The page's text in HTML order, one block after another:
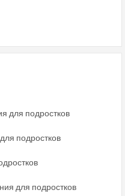
для подростков
подростков
для подростков